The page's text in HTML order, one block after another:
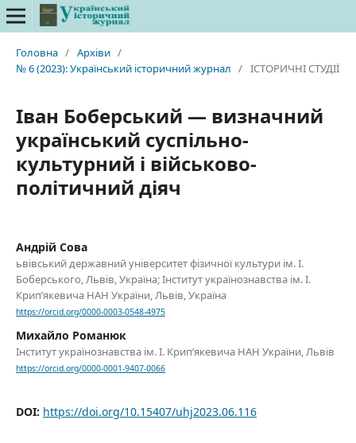
Головна / Архіви /
№ 6 (2023): Український історичний журнал / ІСТОРИЧНІ СТУДІЇ
Іван Боберський — визначний
український суспільно-
культурний і військово-
політичний діяч
Андрій Сова
ьвівський державний університет фізичної культури ім. І.
Боберського, Львів, Україна; Інститут українознавства ім. І.
Крип’якевича НАН України, Львів, Україна
https://orcid.org/0000-0003-0548-4975
Михайло Романюк
Інститут українознавства ім. І. Крип’якевича НАН України, Львів
https://orcid.org/0000-0001-9407-0066
DOI: https://doi.org/10.15407/uhj2023.06.116